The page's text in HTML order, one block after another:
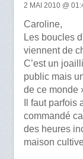
2 MAI 2010 @
Caroline,
Les boucles
viennent de
C’est un
public mais
de ce monde
Il faut
commandé
des heures
maison